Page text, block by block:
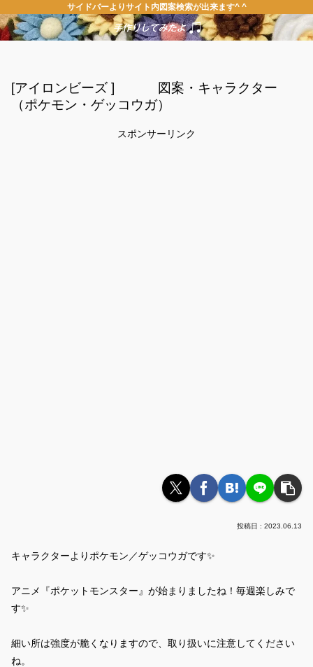
サイドバーよりサイト内図案検索が出来ます^ ^
[アイロンビーズ ] 図案・キャラクター
（ポケモン・ゲッコウガ）
スポンサーリンク
2023.06.13
キャラクターよりポケモン／ゲッコウガです✨
アニメ『ポケットモンスター』が始まりましたね！毎週楽しみで
す✨
細い所は強度が脆くなりますので、取り扱いに注意してください
ね。